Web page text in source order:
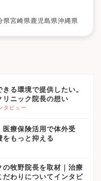
県宮崎県鹿児島県沖縄県
る環境で提供したい。
リニック院長の想い
タビュー
療保険活用で体外受
をもっと抑える
の牧野院長を取材｜治療
だわりについてインタビ